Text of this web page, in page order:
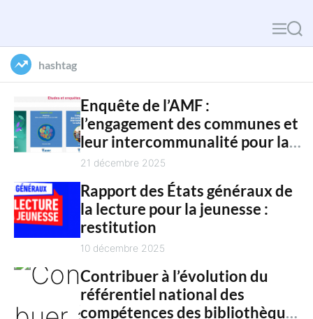
o
n
M
n
S
a
c
h
hashtag
Enquête de l’AMF :
l’engagement des communes et
leur intercommunalité pour la
culture en 2025
21 décembre 2025
Rapport des États généraux de
la lecture pour la jeunesse :
restitution
10 décembre 2025
Contribuer à l’évolution du
référentiel national des
compétences des bibliothèques